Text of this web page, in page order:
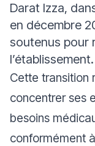
Darat Izza,
en décembre
soutenus pour
l’établissement.
Cette transition
concentrer ses
besoins
conformément